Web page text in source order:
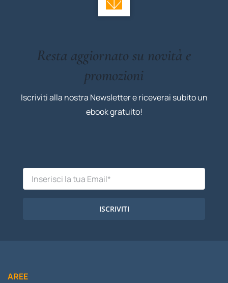
Resta aggiornato su novità e
promozioni
Iscriviti alla nostra Newsletter e riceverai subito un
ebook gratuito!
ISCRIVITI
AREE